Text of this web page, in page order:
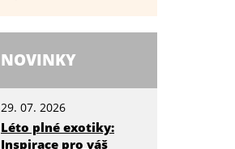
NOVINKY
29. 07. 2026
Léto plné exotiky:
Inspirace pro váš